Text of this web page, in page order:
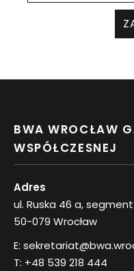
BWA WROCŁAW
WSPÓŁCZESNEJ
Adres
ul. Ruska 46 a, segment
50-079 Wrocław
E:
T: +48 539 218 444